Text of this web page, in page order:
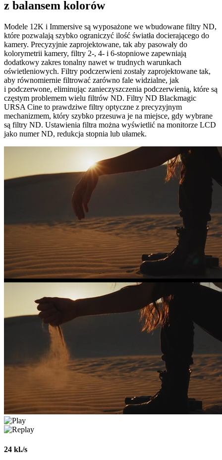
z balansem kolorów
Modele 12K i Immersive są wyposażone we wbudowane filtry ND,
które pozwalają szybko ograniczyć ilość światła docierającego do
kamery. Precyzyjnie zaprojektowane, tak aby pasowały do
kolorymetrii kamery, filtry 2-, 4- i 6-stopniowe zapewniają
dodatkowy zakres tonalny nawet w trudnych warunkach
oświetleniowych. Filtry podczerwieni zostały zaprojektowane tak,
aby równomiernie filtrować zarówno fale widzialne, jak
i podczerwone, eliminując zanieczyszczenia podczerwienią, które są
częstym problemem wielu filtrów ND. Filtry ND Blackmagic
URSA Cine to prawdziwe filtry optyczne z precyzyjnym
mechanizmem, który szybko przesuwa je na miejsce, gdy wybrane
są filtry ND. Ustawienia filtra można wyświetlić na monitorze LCD
jako numer ND, redukcja stopnia lub ułamek.
24 kl./s